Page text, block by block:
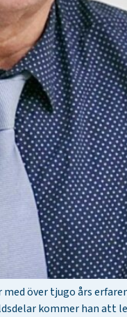
över tjugo års
kommer han att